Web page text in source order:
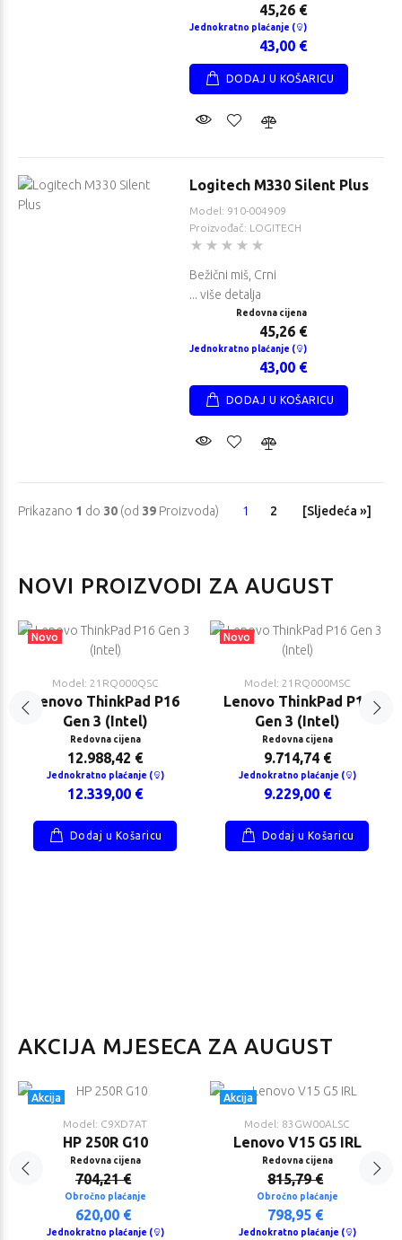
45,26 €
Jednokratno plaćanje ( )
43,00 €
DODAJ U KOŠARICU
Logitech M330 Silent Plus
Model: 910-004909
Proizvođač: LOGITECH
Bežični miš, Crni
... više detalja
Redovna cijena
45,26 €
Jednokratno plaćanje ( )
43,00 €
DODAJ U KOŠARICU
Prikazano 1 do 30 (od 39 Proizvoda) 1 2 [Sljedeća »]
NOVI PROIZVODI ZA AUGUST
Novo
Model: 21RQ000QSC
Lenovo ThinkPad P16
Gen 3 (Intel)
Redovna cijena
12.988,42 €
Jednokratno plaćanje ( )
12.339,00 €
Dodaj u Košaricu
Novo
Model: 21RQ000MSC
Lenovo ThinkPad P16
Gen 3 (Intel)
Redovna cijena
9.714,74 €
Jednokratno plaćanje ( )
9.229,00 €
Dodaj u Košaricu
AKCIJA MJESECA ZA AUGUST
Akcija
Model: C9XD7AT
HP 250R G10
Redovna cijena
704,21 €
Obročno plaćanje
620,00 €
Jednokratno plaćanje ( )
Akcija
Model: 83GW00ALSC
Lenovo V15 G5 IRL
Redovna cijena
815,79 €
Obročno plaćanje
798,95 €
Jednokratno plaćanje ( )